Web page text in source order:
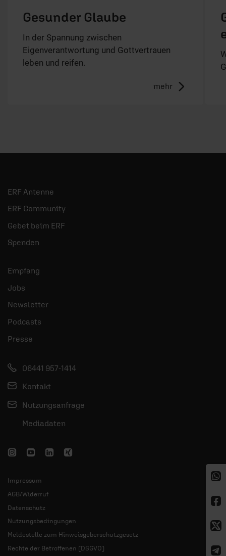
Gesunder Glaube
In der Spannung zwischen
Eigenverantwortung und Gottvertrauen
leben und reifen.
mehr
ERF Antenne
ERF Community
Gebet beim ERF
Spenden
Empfang
Jobs
Newsletter
Podcasts
Presse
06441 957-1414
Kontakt
Nutzungsanfrage
Mediadaten
Impressum
AGB/Widerruf
Datenschutz
Nutzungsbedingungen
Meldestelle zum Hinweisgeberschutzgesetz
Rechte der Betroffenen (DSGVO)